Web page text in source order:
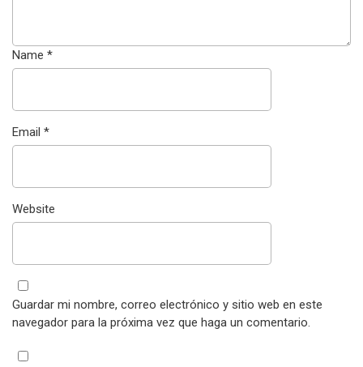
Name *
Email *
Website
Guardar mi nombre, correo electrónico y sitio web en este
navegador para la próxima vez que haga un comentario.